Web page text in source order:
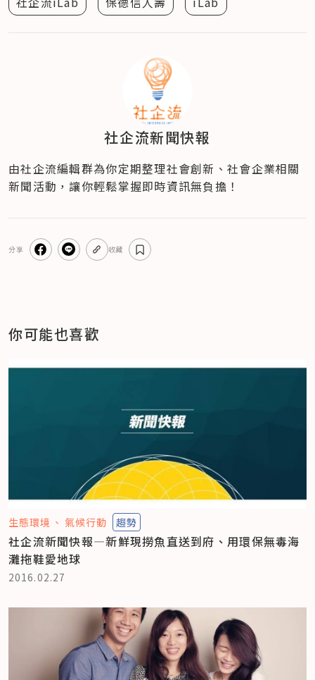
社企流新聞快報
由社企流編輯群為你定期整理社會創新、社會企業相關
新聞活動，讓你輕鬆掌握即時資訊無負擔！
分享 收藏
你可能也喜歡
生態環境 氣候行動 趨勢
社企流新聞快報—新鮮現撈魚直送到府、用環保無毒海
灘拖鞋愛地球
2016.02.27